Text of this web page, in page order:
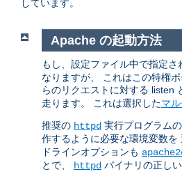
しています。
Apache の起動方法
もし、設定ファイル中で指定さ
なりますが、 これはこの特権
らのリクエストに対する listen
走ります。 これは選択したマ
推奨の httpd 実行プログラム
作するように必要な環境変数を
ドラインオプションも
とで、
httpd バイナリの正し